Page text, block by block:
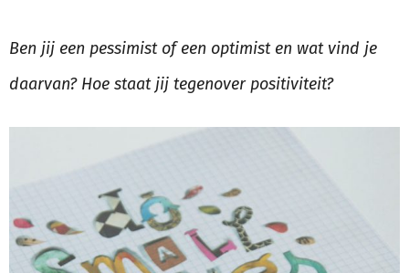
Ben jij een pessimist of een optimist en wat vind je
daarvan? Hoe staat jij tegenover positiviteit?